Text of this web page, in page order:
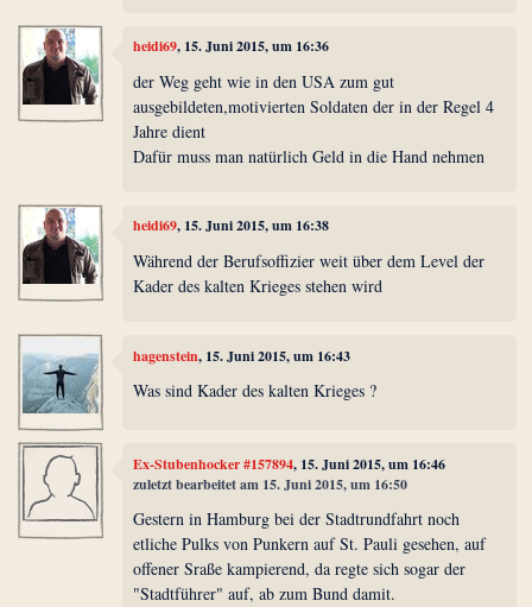
heidi69, 15. Juni 2015, um 16:36
der Weg geht wie in den USA zum gut
ausgebildeten,motivierten Soldaten der in der Regel 4
Jahre dient
Dafür muss man natürlich Geld in die Hand nehmen
heidi69, 15. Juni 2015, um 16:38
Während der Berufsoffizier weit über dem Level der
Kader des kalten Krieges stehen wird
hagenstein, 15. Juni 2015, um 16:43
Was sind Kader des kalten Krieges ?
Ex-Stubenhocker #157894, 15. Juni 2015, um 16:46
zuletzt bearbeitet am 15. Juni 2015, um 16:50
Gestern in Hamburg bei der Stadtrundfahrt noch
etliche Pulks von Punkern auf St. Pauli gesehen, auf
offener Sraße kampierend, da regte sich sogar der
"Stadtführer" auf, ab zum Bund damit.